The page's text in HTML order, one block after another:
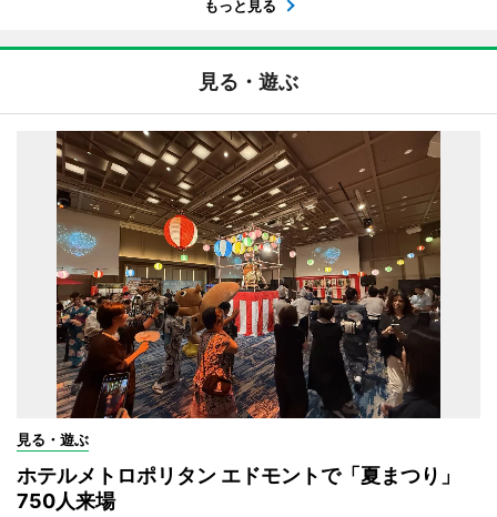
もっと見る
見る・遊ぶ
見る・遊ぶ
ホテルメトロポリタン エドモントで「夏まつり」
750人来場